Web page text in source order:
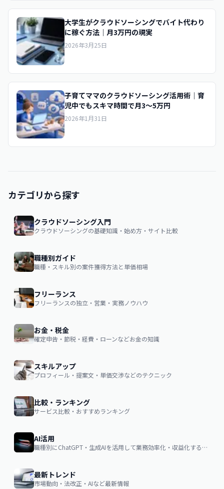
大学生がクラウドソーシングでバイト代わり
に稼ぐ方法｜月3万円の現実
2026年3月25日
子育てママのクラウドソーシング活用術｜育
児中でもスキマ時間で月3〜5万円
2026年1月31日
カテゴリから探す
クラウドソーシング入門
クラウドソーシングの基礎知識・始め方・サイト比較
職種別ガイド
職種・スキル別の案件獲得方法と単価相場
フリーランス
フリーランスの独立・営業・実務ノウハウ
お金・税金
確定申告・節税・経費・ローンなどお金の知識
スキルアップ
プロフィール・提案文・単価交渉などのテクニック
比較・ランキング
サービス比較・おすすめランキング
AI活用
職種別にChatGPT・生成AIを活用して業務効率化・収益化するノウハウ
最新トレンド
市場動向・法改正・AIなど最新情報